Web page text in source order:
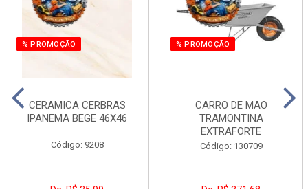
% PROMOÇÃO
CERAMICA CERBRAS
IPANEMA BEGE 46X46
Código: 9208
% PROMOÇÃO
CARRO DE MAO
TRAMONTINA
EXTRAFORTE
Código: 130709